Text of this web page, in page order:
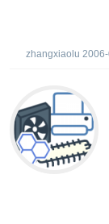
zhangxiaolu